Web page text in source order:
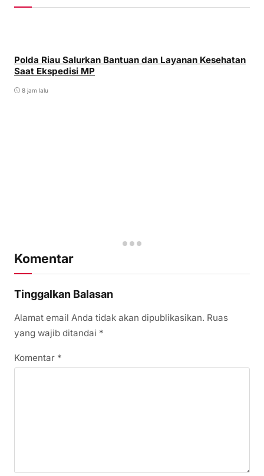
Polda Riau Salurkan Bantuan dan Layanan Kesehatan
Saat Ekspedisi MP
8 jam lalu
Komentar
Tinggalkan Balasan
Alamat email Anda tidak akan dipublikasikan. Ruas
yang wajib ditandai *
Komentar *